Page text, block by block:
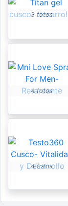
3 fotos
4 fotos
4 fotos